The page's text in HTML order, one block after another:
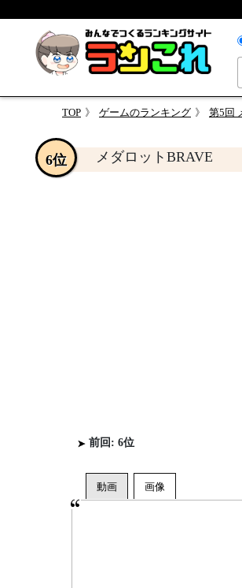
TOP ゲームのランキング 第5回
メダロットBRAVE
6位
前回: 6位